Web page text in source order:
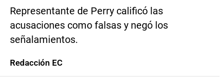
Representante de Perry calificó las
acusaciones como falsas y negó los
señalamientos.
Redacción EC